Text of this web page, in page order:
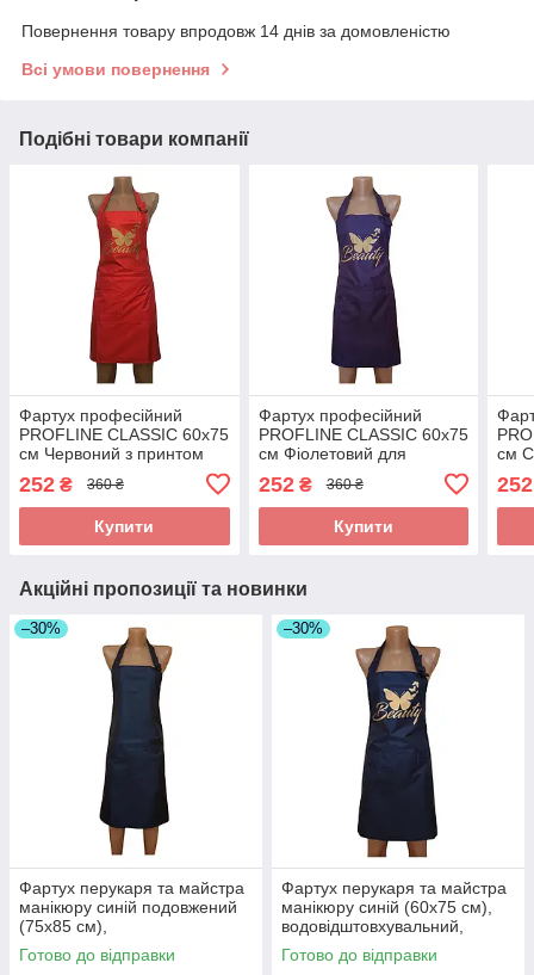
Повернення товару впродовж 14 днів за домовленістю
Всі умови повернення
Подібні товари компанії
Фартух професійний
PROFLINE CLASSIC 60х75
см Червоний з принтом
для перукаря та майстра
манікюру. Арт КБ6075
252 ₴ 360 ₴
Купити
Фартух професійний
PROFLINE CLASSIC 60х75
см Фіолетовий для
манікюру (Плащівка).Арт
V6075
252₴ 360 ₴
Купити
см
252
Акційні пропозиції та новинки
–30%
Фартух перукаря та майстра
манікюру синій подовжений
(75х85 см),
водовідштовхувальний,
професійний
Готово до відправки
–30%
Фартух перукаря та майстра
манікюру синій (60х75 см),
водовідштовхувальний,
професійний
Готово до відправки